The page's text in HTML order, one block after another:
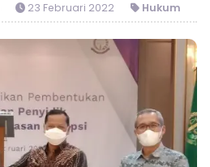
23 Februari 2022 Hukum